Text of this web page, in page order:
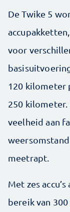
De Twike 5
voor
120 kilometer
250
veelheid aan
meetrapt.
Met zes
bereik van